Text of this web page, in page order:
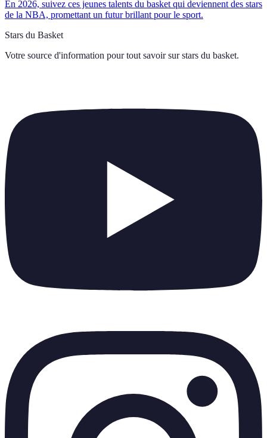
En 2026, suivez ces jeunes talents du basket qui deviennent des stars
de la NBA, promettant un futur brillant pour le sport.
Stars du Basket
Votre source d'information pour tout savoir sur stars du basket.